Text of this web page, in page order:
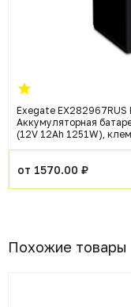
Exegate EX282967RUS
Аккумуляторная
(12V 12Ah 1251W),
от 1570.00 ₽
Похожие товары